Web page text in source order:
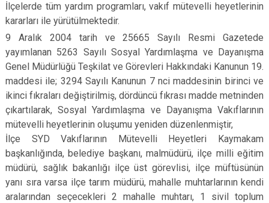
İlçelerde tüm yardım programları, vakıf mütevelli heyetlerinin
kararları ile yürütülmektedir.
9 Aralık 2004 tarih ve 25665 Sayılı Resmi Gazetede
yayımlanan 5263 Sayılı Sosyal Yardımlaşma ve Dayanışma
Genel Müdürlüğü Teşkilat ve Görevleri Hakkındaki Kanunun 19.
maddesi ile; 3294 Sayılı Kanunun 7 nci maddesinin birinci ve
ikinci fıkraları değiştirilmiş, dördüncü fıkrası madde metninden
çıkartılarak, Sosyal Yardımlaşma ve Dayanışma Vakıflarının
mütevelli heyetlerinin oluşumu yeniden düzenlenmiştir,
İlçe SYD Vakıflarının Mütevelli Heyetleri Kaymakam
başkanlığında, belediye başkanı, malmüdürü, ilçe milli eğitim
müdürü, sağlık bakanlığı ilçe üst görevlisi, ilçe müftüsünün
yanı sıra varsa ilçe tarım müdürü, mahalle muhtarlarının kendi
aralarından seçecekleri 2 mahalle muhtarı, 1 sivil toplum